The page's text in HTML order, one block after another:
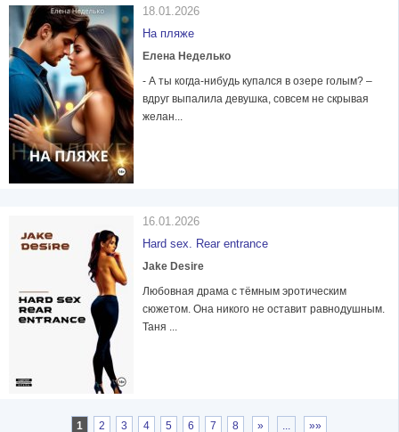
18.01.2026
На пляже
Елена Неделько
- А ты когда-нибудь купался в озере голым? –
вдруг выпалила девушка, совсем не скрывая
желан...
16.01.2026
Hard sex. Rear entrance
Jake Desire
Любовная драма с тёмным эротическим
сюжетом. Она никого не оставит равнодушным.
Таня ...
1 2 3 4 5 6 7 8 » ... »»